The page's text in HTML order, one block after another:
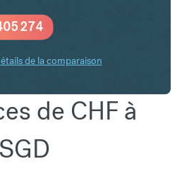
274
de la comparaison
de CHF à
SGD